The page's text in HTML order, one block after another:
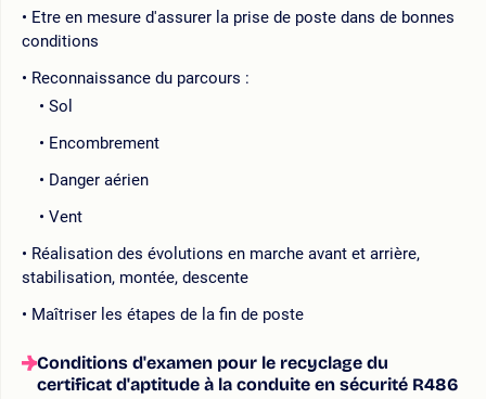
Etre en mesure d'assurer la prise de poste dans de bonnes
conditions
Reconnaissance du parcours :
Sol
Encombrement
Danger aérien
Vent
Réalisation des évolutions en marche avant et arrière,
stabilisation, montée, descente
Maîtriser les étapes de la fin de poste
Conditions d'examen pour le recyclage du
certificat d'aptitude à la conduite en sécurité R486